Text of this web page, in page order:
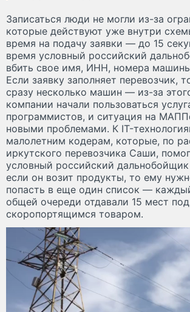
Записаться люди не могли из-за
которые действуют уже внутри
время на подачу заявки — до 15
время условный российский
вбить свое имя, ИНН, номера
Если заявку заполняет перевозчик,
сразу несколько машин — из-за
компании начали пользоваться
программистов, и ситуация на
новыми проблемами. К IT-
малолетним кодерам, которые, по
иркутского перевозчика Саши,
условный российский
если он возит продукты, то ему
попасть в еще один список —
общей очереди отдавали 15 мест
скоропортящимся товаром.